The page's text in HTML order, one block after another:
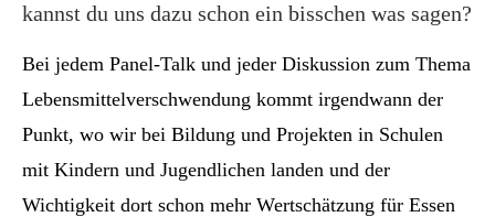
kannst du uns dazu schon ein bisschen was sagen?
Bei jedem Panel-Talk und jeder Diskussion zum Thema
Lebensmittelverschwendung kommt irgendwann der
Punkt, wo wir bei Bildung und Projekten in Schulen
mit Kindern und Jugendlichen landen und der
Wichtigkeit dort schon mehr Wertschätzung für Essen